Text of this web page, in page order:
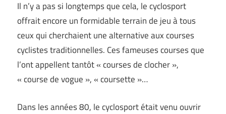
Il n’y a pas si longtemps que cela, le cyclosport
offrait encore un formidable terrain de jeu à tous
ceux qui cherchaient une alternative aux courses
cyclistes traditionnelles. Ces fameuses courses que
l’ont appellent tantôt « courses de clocher »,
« course de vogue », « coursette »…
Dans les années 80, le cyclosport était venu ouvrir